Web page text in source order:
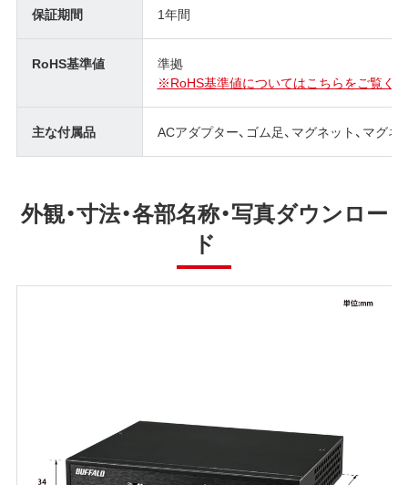
保証期間 1年間
RoHS基準値
準拠
※RoHS基準値についてはこちらをご覧く
主な付属品 ACアダプター、ゴム足、マグネット、マグ
外観・寸法・各部名称・写真ダウンロー
ド